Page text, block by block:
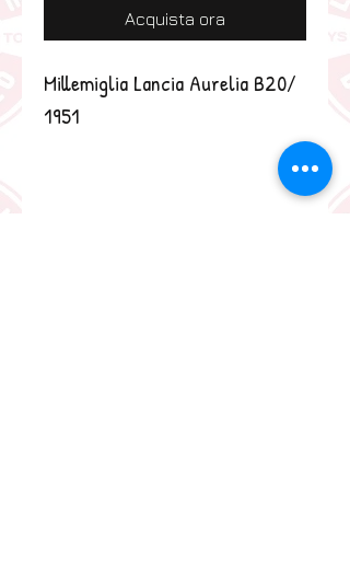
Acquista ora
Millemiglia Lancia Aurelia B20/
1951